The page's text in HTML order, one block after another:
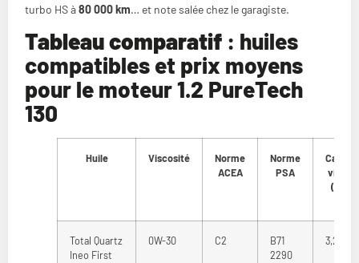
turbo HS à80 000 km… et note salée chez le garagiste.
Tableau comparatif : huiles
compatibles et prix moyens
pour le moteur 1.2 PureTech
130
Huile Viscosité
Norme
ACEA
Norme
PSA
Total Quartz
Ineo First
0W-30 C2
B71
2290
3,25 à